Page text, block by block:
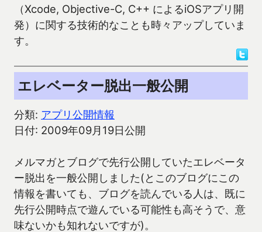
（Xcode, Objective-C, C++ によるiOSアプリ開
発）に関する技術的なことも時々アップしていま
す。
エレベーター脱出一般公開
分類: アプリ公開情報
日付: 2009年09月19日公開
メルマガとブログで先行公開していたエレベータ
ー脱出を一般公開しました(とこのブログにこの
情報を書いても、ブログを読んでいる人は、既に
先行公開時点で遊んでいる可能性も高そうで、意
味ないかも知れないですが)。